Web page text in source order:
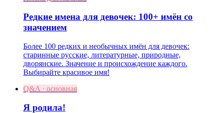
Редкие имена для девочек: 100+ имён со
значением
Более 100 редких и необычных имён для девочек:
старинные русские, литературные, природные,
дворянские. Значение и происхождение каждого.
Выбирайте красивое имя!
Q&A · основная
Я родила!